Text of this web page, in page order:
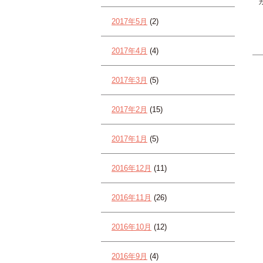
2017年5月 (2)
2017年4月 (4)
2017年3月 (5)
2017年2月 (15)
2017年1月 (5)
2016年12月 (11)
2016年11月 (26)
2016年10月 (12)
2016年9月 (4)